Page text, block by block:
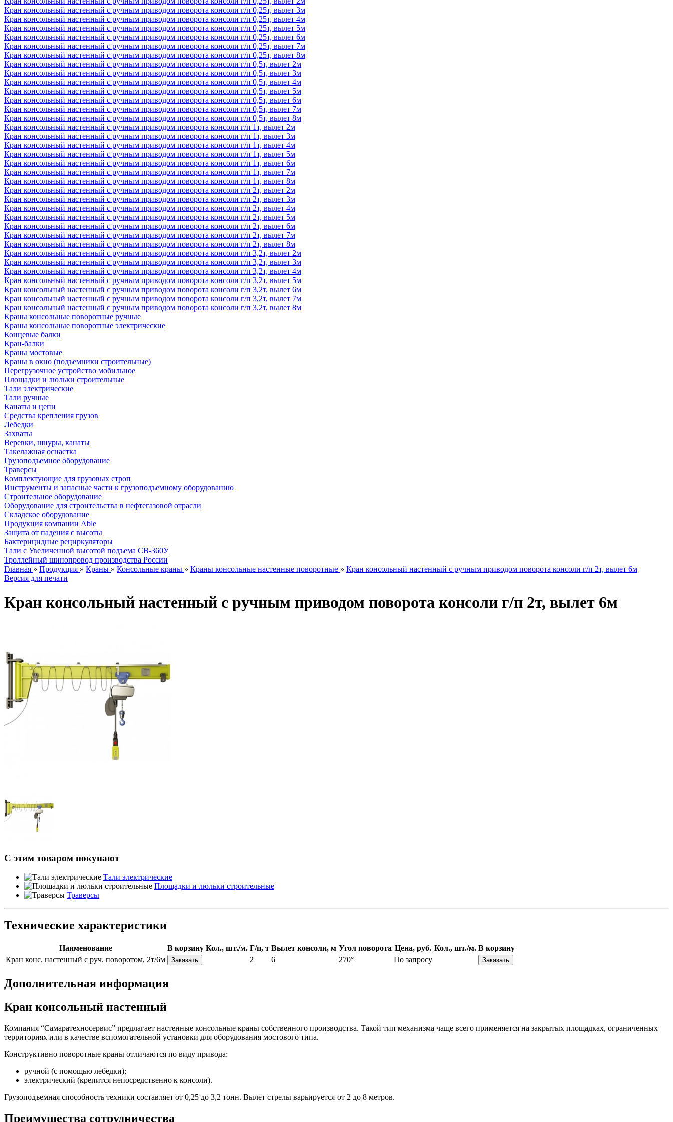
Кран консольный настенный с ручным приводом поворота консоли г/п 0,25т, вылет 3м
Кран консольный настенный с ручным приводом поворота консоли г/п 0,25т, вылет 4м
Кран консольный настенный с ручным приводом поворота консоли г/п 0,25т, вылет 5м
Кран консольный настенный с ручным приводом поворота консоли г/п 0,25т, вылет 6м
Кран консольный настенный с ручным приводом поворота консоли г/п 0,25т, вылет 7м
Кран консольный настенный с ручным приводом поворота консоли г/п 0,25т, вылет 8м
Кран консольный настенный с ручным приводом поворота консоли г/п 0,5т, вылет 2м
Кран консольный настенный с ручным приводом поворота консоли г/п 0,5т, вылет 3м
Кран консольный настенный с ручным приводом поворота консоли г/п 0,5т, вылет 4м
Кран консольный настенный с ручным приводом поворота консоли г/п 0,5т, вылет 5м
Кран консольный настенный с ручным приводом поворота консоли г/п 0,5т, вылет 6м
Кран консольный настенный с ручным приводом поворота консоли г/п 0,5т, вылет 7м
Кран консольный настенный с ручным приводом поворота консоли г/п 0,5т, вылет 8м
Кран консольный настенный с ручным приводом поворота консоли г/п 1т, вылет 2м
Кран консольный настенный с ручным приводом поворота консоли г/п 1т, вылет 3м
Кран консольный настенный с ручным приводом поворота консоли г/п 1т, вылет 4м
Кран консольный настенный с ручным приводом поворота консоли г/п 1т, вылет 5м
Кран консольный настенный с ручным приводом поворота консоли г/п 1т, вылет 6м
Кран консольный настенный с ручным приводом поворота консоли г/п 1т, вылет 7м
Кран консольный настенный с ручным приводом поворота консоли г/п 1т, вылет 8м
Кран консольный настенный с ручным приводом поворота консоли г/п 2т, вылет 2м
Кран консольный настенный с ручным приводом поворота консоли г/п 2т, вылет 3м
Кран консольный настенный с ручным приводом поворота консоли г/п 2т, вылет 4м
Кран консольный настенный с ручным приводом поворота консоли г/п 2т, вылет 5м
Кран консольный настенный с ручным приводом поворота консоли г/п 2т, вылет 6м
Кран консольный настенный с ручным приводом поворота консоли г/п 2т, вылет 7м
Кран консольный настенный с ручным приводом поворота консоли г/п 2т, вылет 8м
Кран консольный настенный с ручным приводом поворота консоли г/п 3,2т, вылет 2м
Кран консольный настенный с ручным приводом поворота консоли г/п 3,2т, вылет 3м
Кран консольный настенный с ручным приводом поворота консоли г/п 3,2т, вылет 4м
Кран консольный настенный с ручным приводом поворота консоли г/п 3,2т, вылет 5м
Кран консольный настенный с ручным приводом поворота консоли г/п 3,2т, вылет 6м
Кран консольный настенный с ручным приводом поворота консоли г/п 3,2т, вылет 7м
Кран консольный настенный с ручным приводом поворота консоли г/п 3,2т, вылет 8м
Краны консольные поворотные ручные
Краны консольные поворотные электрические
Концевые балки
Кран-балки
Краны мостовые
Краны в окно (подъемники строительные)
Перегрузочное устройство мобильное
Площадки и люльки строительные
Тали электрические
Тали ручные
Канаты и цепи
Средства крепления грузов
Лебедки
Захваты
Веревки, шнуры, канаты
Такелажная оснастка
Грузоподъемное оборудование
Траверсы
Комплектующие для грузовых строп
Инструменты и запасные части к грузоподъемному оборудованию
Строительное оборудование
Оборудование для строительства в нефтегазовой отрасли
Складское оборудование
Продукция компании Able
Защита от падения с высоты
Бактерицидные рециркуляторы
Тали с Увеличенной высотой подъема СВ-360У
Троллейный шинопровод производства России
Главная » Продукция » Краны » Консольные краны » Краны консольные настенные поворотные » Кран консольный настенный с ручным приводом поворота консоли г/п 2т, вылет 6м
Версия для печати
Кран консольный настенный с ручным приводом поворота консоли г/п 2т, вылет 6м
С этим товаром покупают
Тали электрические
Площадки и люльки строительные
Траверсы
Технические характеристики
Наименование В корзину Кол., шт./м. Г/п, т Вылет консоли, м Угол поворота Цена, руб. Кол., шт./м. В корзину
Кран конс. настенный с руч. поворотом, 2т/6м
2 6 270° По запросу
Дополнительная информация
Кран консольный настенный
Компания “Самаратехносервис” предлагает настенные консольные краны собственного производства. Такой тип механизма чаще всего применяется на закрытых площадках, ограниченных
территориях или в качестве вспомогательной установки для оборудования мостового типа.
Конструктивно поворотные краны отличаются по виду привода:
ручной (с помощью лебедки);
электрический (крепится непосредственно к консоли).
Грузоподъемная способность техники составляет от 0,25 до 3,2 тонн. Вылет стрелы варьируется от 2 до 8 метров.
Преимущества сотрудничества